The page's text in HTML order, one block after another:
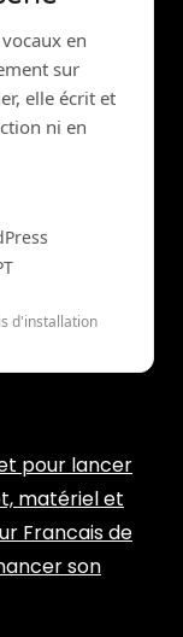
en
sur
elle écrit et
ni en
d'installation
pour lancer
matériel et
Francais de
son